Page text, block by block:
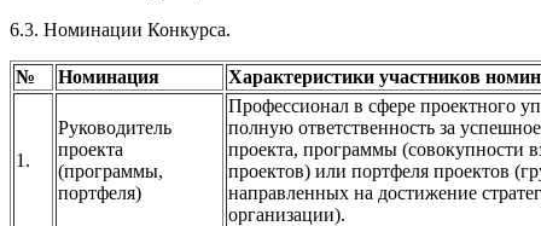
6.3. Номинации Конкурса.
№ Номинация Характеристики участников
1.
Руководитель
проекта
(программы,
портфеля)
Профессионал в сфере проектного
полную ответственность за
проекта, программы (совокупности
проектов) или портфеля проектов
направленных на достижение
организации).